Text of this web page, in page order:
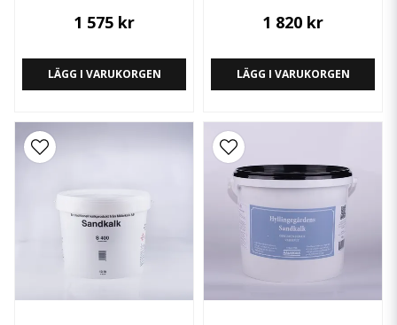
1 575 kr
LÄGG I VARUKORGEN
1 820 kr
LÄGG I VARUKORGEN